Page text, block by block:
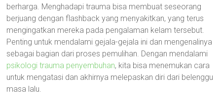
berharga. Menghadapi trauma bisa membuat seseorang
berjuang dengan flashback yang menyakitkan, yang terus
mengingatkan mereka pada pengalaman kelam tersebut.
Penting untuk mendalami gejala-gejala ini dan mengenalinya
sebagai bagian dari proses pemulihan. Dengan mendalami
psikologi trauma penyembuhan, kita bisa menemukan cara
untuk mengatasi dan akhirnya melepaskan diri dari belenggu
masa lalu.